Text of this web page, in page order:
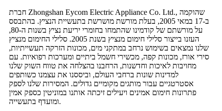
חברת Zhongshan Eycom Electric Appliance Co. Ltd., שהוקמה
ב-17 במאי 2005, בעלת מורשת מושרשת בתעשיית הנציץ. בהתבסס
על מורשתם של קודמינו שהתמחו בחומרי יריעת נציץ בשנות ה-80,
העזנו בייצור סלילי חימום מנציץ בשנת 2005. סלילי החימום מנציץ
שלנו נמצאים בשימוש נרחב במתקני מים, מכונות הזרקה תעשייתיות,
סירי אורז, מכונות קפה, מכשירי חשמל ביתיים ומערכות רפואיות. עם
מחויבות לאיכות וחדשנות, הרחבנו בהצלחה את טווח השוק שלנו
למדינות שונות ברחבי העולם, וביססנו את עצמנו כשותפים
אסטרטגיים עבור מותגים מקומיים גדולים. המסירות שלנו לספק
פתרונות חימום אמינים ויעילים זיכתה אותנו במוניטין כספק אמין
ומועדף בתעשייה.